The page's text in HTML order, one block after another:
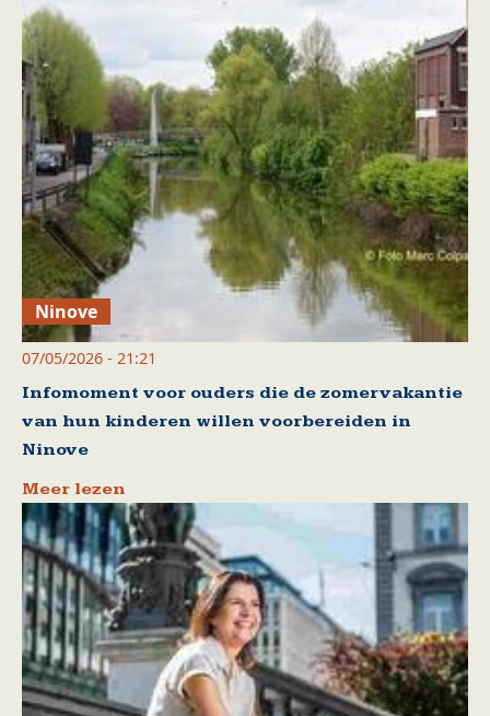
Ninove
07/05/2026 - 21:21
Infomoment voor ouders die de zomervakantie
van hun kinderen willen voorbereiden in
Ninove
Meer lezen